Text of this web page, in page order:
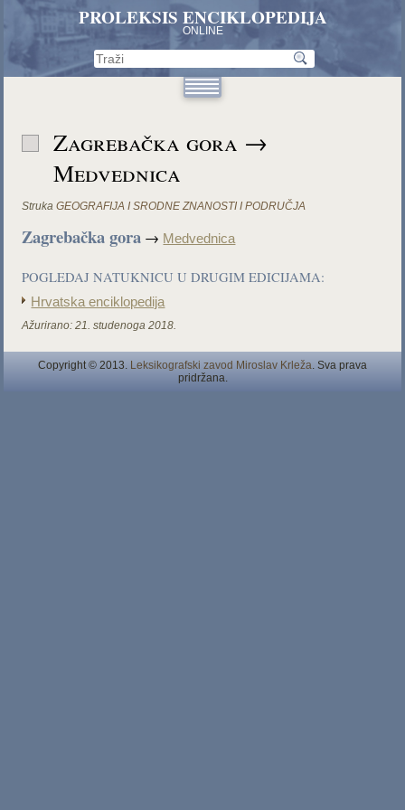
PROLEKSIS ENCIKLOPEDIJA
ONLINE
Zagrebačka gora →
Medvednica
Struka GEOGRAFIJA I SRODNE ZNANOSTI I PODRUČJA
Zagrebačka gora → Medvednica
POGLEDAJ NATUKNICU U DRUGIM EDICIJAMA:
Hrvatska enciklopedija
Ažurirano: 21. studenoga 2018.
Copyright © 2013. Leksikografski zavod Miroslav Krleža. Sva prava
pridržana.